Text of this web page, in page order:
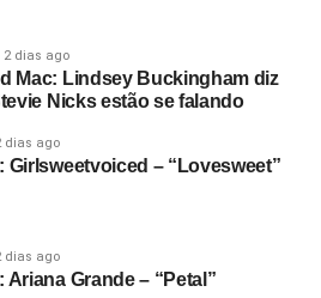
2 dias ago
Mac: Lindsey Buckingham diz
Nicks estão se falando
dias ago
Girlsweetvoiced – “Lovesweet”
dias ago
Ariana Grande – “Petal”